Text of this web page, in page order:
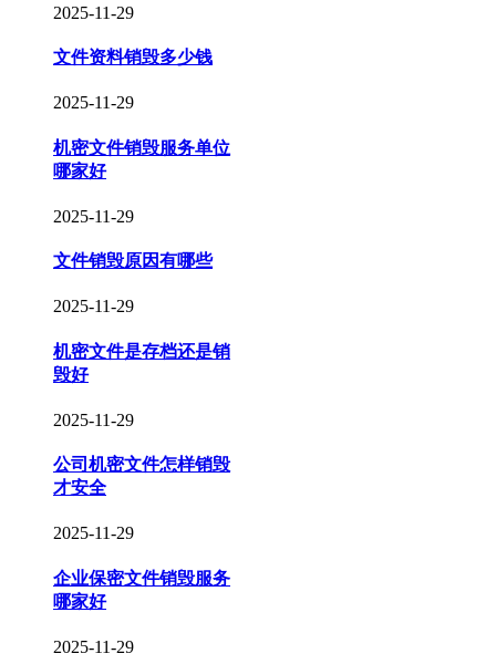
2025-11-29
文件资料销毁多少钱
2025-11-29
机密文件销毁服务单位
哪家好
2025-11-29
文件销毁原因有哪些
2025-11-29
机密文件是存档还是销
毁好
2025-11-29
公司机密文件怎样销毁
才安全
2025-11-29
企业保密文件销毁服务
哪家好
2025-11-29